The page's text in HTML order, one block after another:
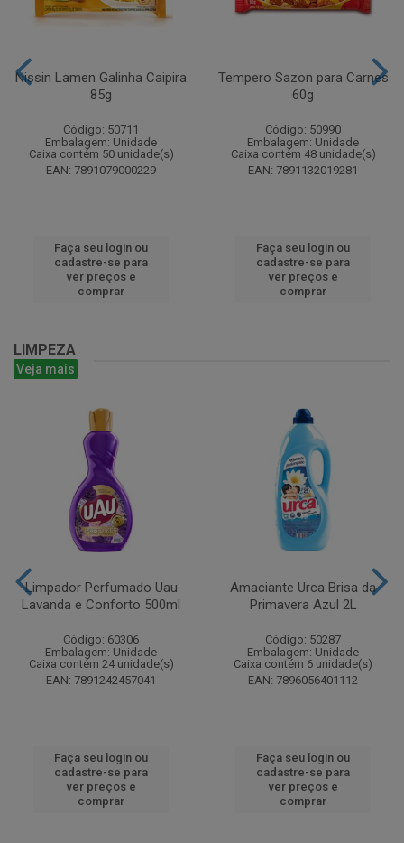
Nissin Lamen Galinha Caipira
85g
Código: 50711
Embalagem: Unidade
Caixa contém 50 unidade(s)
EAN: 7891079000229
Faça seu login ou
cadastre-se para
ver preços e
comprar
Tempero Sazon para Carnes
60g
Código: 50990
Embalagem: Unidade
Caixa contém 48 unidade(s)
EAN: 7891132019281
Faça seu login ou
cadastre-se para
ver preços e
comprar
LIMPEZA
Veja mais
Limpador Perfumado Uau
Lavanda e Conforto 500ml
Código: 60306
Embalagem: Unidade
Caixa contém 24 unidade(s)
EAN: 7891242457041
Faça seu login ou
cadastre-se para
ver preços e
comprar
Amaciante Urca Brisa da
Primavera Azul 2L
Código: 50287
Embalagem: Unidade
Caixa contém 6 unidade(s)
EAN: 7896056401112
Faça seu login ou
cadastre-se para
ver preços e
comprar